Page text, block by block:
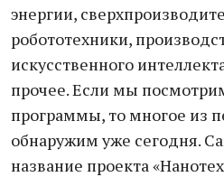
энергии,
робототехники,
искусственного
прочее. Если мы
программы, то многое из
обнаружим уже сегодня.
название проекта